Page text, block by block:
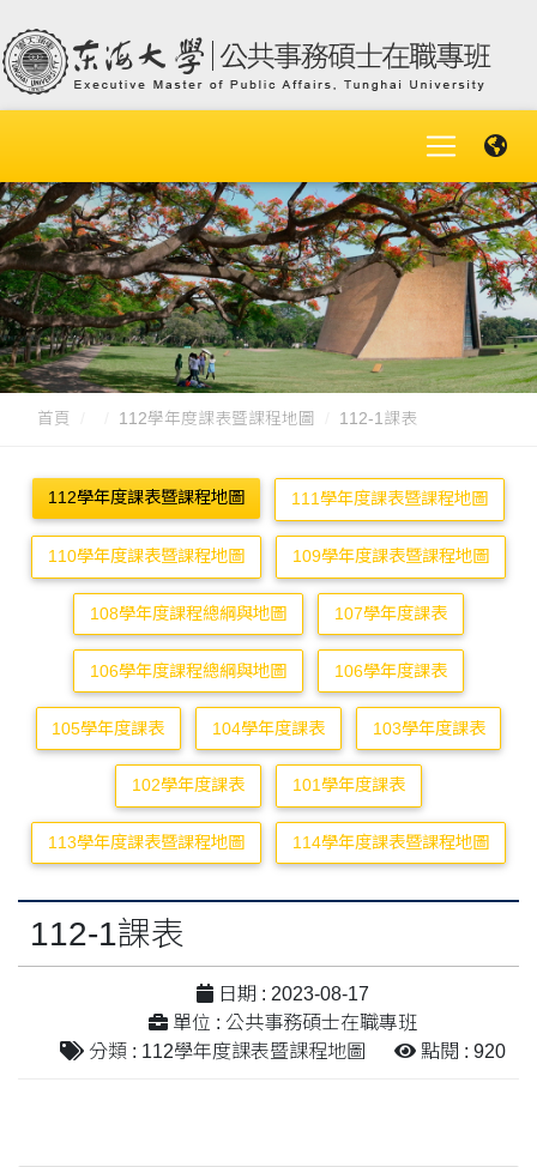
首頁 112學年度課表暨課程地圖 112-1課表
112學年度課表暨課程地圖 111學年度課表暨課程地圖
110學年度課表暨課程地圖 109學年度課表暨課程地圖
108學年度課程總綱與地圖 107學年度課表
106學年度課程總綱與地圖 106學年度課表
105學年度課表 104學年度課表 103學年度課表
102學年度課表 101學年度課表
113學年度課表暨課程地圖 114學年度課表暨課程地圖
112-1課表
日期 : 2023-08-17
單位 : 公共事務碩士在職專班
分類 : 112學年度課表暨課程地圖
點閱 : 920